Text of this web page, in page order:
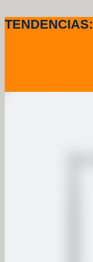
TENDENCIAS: